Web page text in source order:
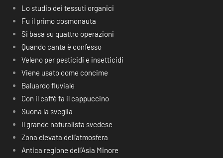
Lo studio dei tessuti organici
Fu il primo cosmonauta
Si basa su quattro operazioni
Quando canta è confesso
Veleno per pesticidi e insetticidi
Viene usato come concime
Baluardo fluviale
Con il caffè fa il cappuccino
Suona la sveglia
Il grande naturalista svedese
Zona elevata dell’atmosfera
Antica regione dell’Asia Minore